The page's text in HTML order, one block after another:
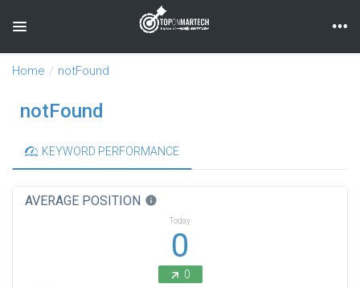
Toggle navigation
Home notFound
notFound
KEYWORD PERFORMANCE
AVERAGE POSITION info
Today
0
0